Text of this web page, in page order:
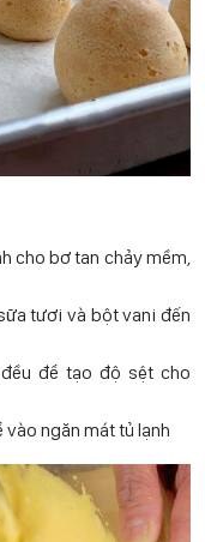
cho bơ tan chảy mềm,
tươi và bột vani đến
để tạo độ sệt cho
ngăn mát tủ lạnh